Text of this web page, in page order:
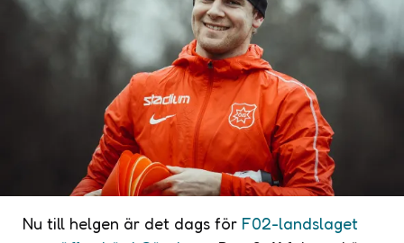
Nu till helgen är det dags för F02-landslaget